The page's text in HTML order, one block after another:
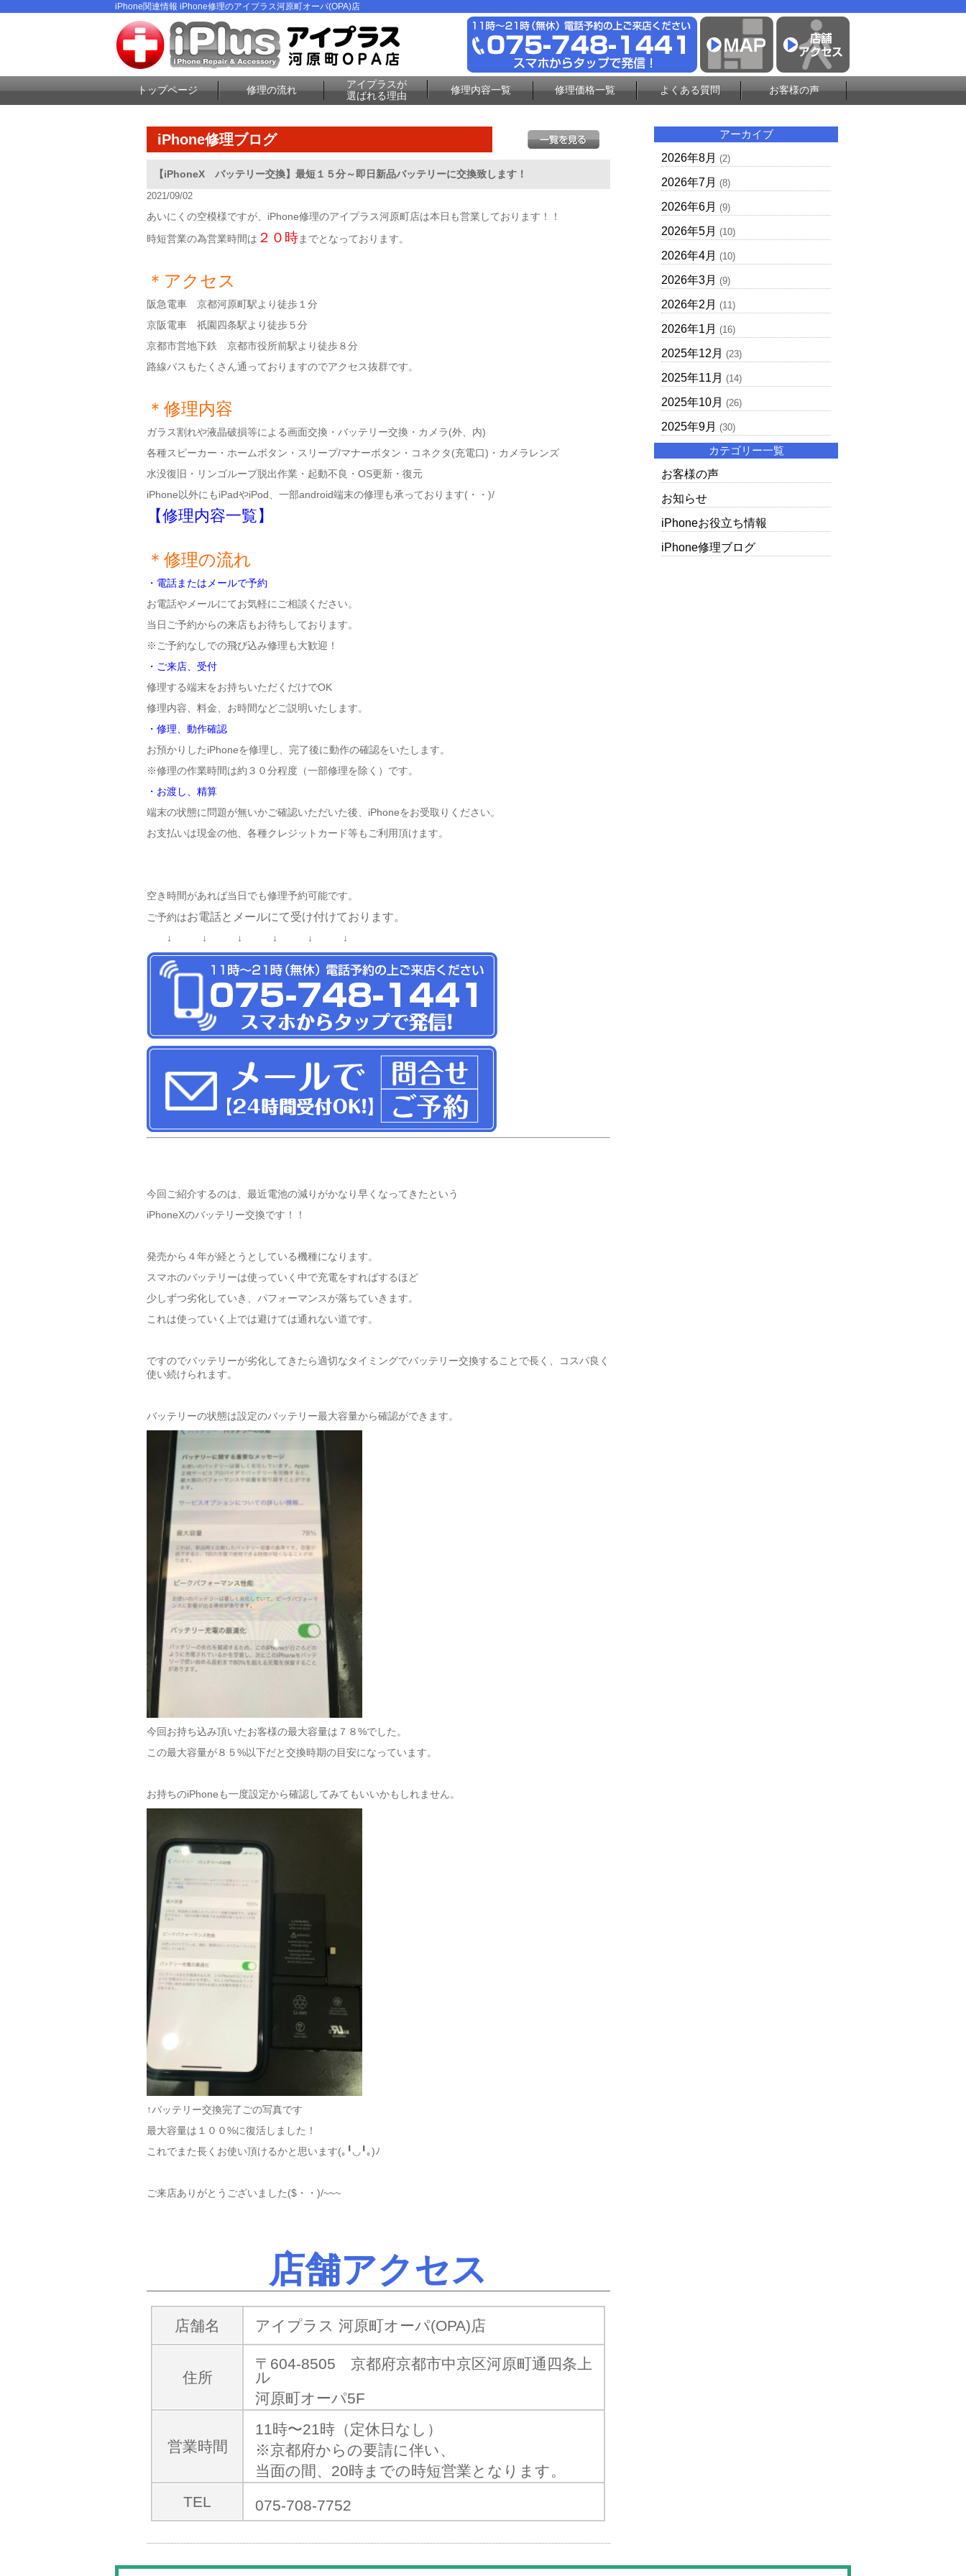
iPhone関連情報 iPhone修理のアイプラス河原町オーパ(OPA)店
トップページ 修理の流れ
アイプラスが
選ばれる理由
修理内容一覧 修理価格一覧 よくある質問 お客様の声
iPhone修理ブログ
【iPhoneX バッテリー交換】最短１５分～即日新品バッテリーに交換致します！
2021/09/02
あいにくの空模様ですが、iPhone修理のアイプラス河原町店は本日も営業しております！！
時短営業の為営業時間は ２０時までとなっております。
＊アクセス
阪急電車 京都河原町駅より徒歩１分
京阪電車 祇園四条駅より徒歩５分
京都市営地下鉄 京都市役所前駅より徒歩８分
路線バスもたくさん通っておりますのでアクセス抜群です。
＊修理内容
ガラス割れや液晶破損等による画面交換・バッテリー交換・カメラ(外、内)
各種スピーカー・ホームボタン・スリープ/マナーボタン・コネクタ(充電口)・カメラレンズ
水没復旧・リンゴループ脱出作業・起動不良・OS更新・復元
iPhone以外にもiPadやiPod、一部android端末の修理も承っております(・・)/
【修理内容一覧】
＊修理の流れ
・電話またはメールで予約
お電話やメールにてお気軽にご相談ください。
当日ご予約からの来店もお待ちしております。
※ご予約なしでの飛び込み修理も大歓迎！
・ご来店、受付
修理する端末をお持ちいただくだけでOK
修理内容、料金、お時間などご説明いたします。
・修理、動作確認
お預かりしたiPhoneを修理し、完了後に動作の確認をいたします。
※修理の作業時間は約３０分程度（一部修理を除く）です。
・お渡し、精算
端末の状態に問題が無いかご確認いただいた後、iPhoneをお受取りください。
お支払いは現金の他、各種クレジットカード等もご利用頂けます。
空き時間があれば当日でも修理予約可能です。
ご予約はお電話とメールにて受け付けております。
↓ ↓ ↓ ↓ ↓ ↓
今回ご紹介するのは、最近電池の減りがかなり早くなってきたという
iPhoneXのバッテリー交換です！！
発売から４年が経とうとしている機種になります。
スマホのバッテリーは使っていく中で充電をすればするほど
少しずつ劣化していき、パフォーマンスが落ちていきます。
これは使っていく上では避けては通れない道です。
ですのでバッテリーが劣化してきたら適切なタイミングでバッテリー交換することで長く、コスパ良く
使い続けられます。
バッテリーの状態は設定のバッテリー最大容量から確認ができます。
今回お持ち込み頂いたお客様の最大容量は７８%でした。
この最大容量が８５%以下だと交換時期の目安になっています。
お持ちのiPhoneも一度設定から確認してみてもいいかもしれません。
↑バッテリー交換完了ごの写真です
最大容量は１００%に復活しました！
これでまた長くお使い頂けるかと思います(｡╹◡╹｡)ﾉ
ご来店ありがとうございました($・・)/~~~
店舗アクセス
店舗名 アイプラス 河原町オーパ(OPA)店
住所
〒604-8505 京都府京都市中京区河原町通四条上
ル
河原町オーパ5F
営業時間
11時〜21時（定休日なし）
※京都府からの要請に伴い、
当面の間、20時までの時短営業となります。
TEL
075-708-7752
アーカイブ
2026年8月 (2)
2026年7月 (8)
2026年6月 (9)
2026年5月 (10)
2026年4月 (10)
2026年3月 (9)
2026年2月 (11)
2026年1月 (16)
2025年12月 (23)
2025年11月 (14)
2025年10月 (26)
2025年9月 (30)
カテゴリー一覧
お客様の声
お知らせ
iPhoneお役立ち情報
iPhone修理ブログ